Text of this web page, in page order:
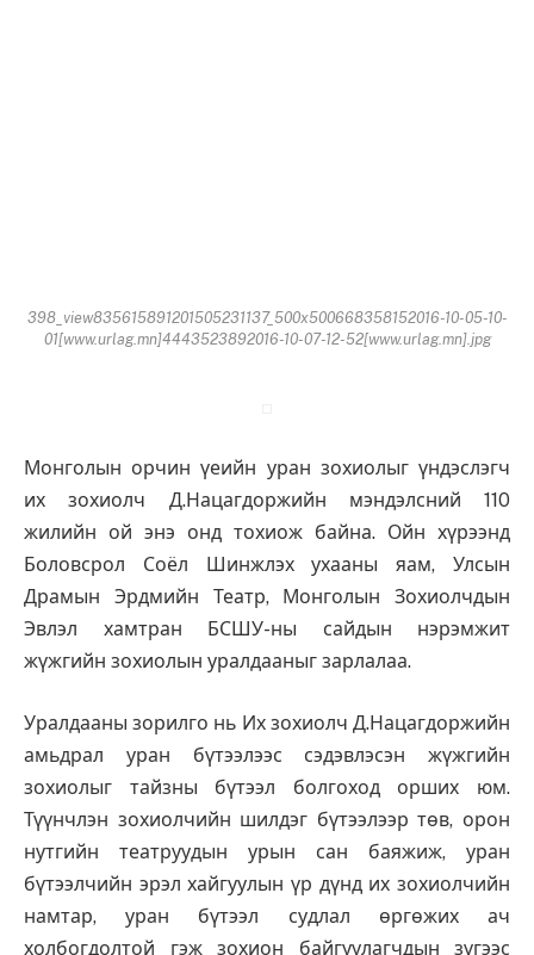
398_view835615891201505231137_500x500668358152016-10-05-10-
01[www.urlag.mn]4443523892016-10-07-12-52[www.urlag.mn].jpg
Монголын орчин үеийн уран зохиолыг үндэслэгч
их зохиолч Д.Нацагдоржийн мэндэлсний 110
жилийн ой энэ онд тохиож байна. Ойн хүрээнд
Боловсрол Соёл Шинжлэх ухааны яам, Улсын
Драмын Эрдмийн Театр, Монголын Зохиолчдын
Эвлэл хамтран БСШУ-ны сайдын нэрэмжит
жүжгийн зохиолын уралдааныг зарлалаа.
Уралдааны зорилго нь Их зохиолч Д.Нацагдоржийн
амьдрал уран бүтээлээс сэдэвлэсэн жүжгийн
зохиолыг тайзны бүтээл болгоход орших юм.
Түүнчлэн зохиолчийн шилдэг бүтээлээр төв, орон
нутгийн театруудын урын сан баяжиж, уран
бүтээлчийн эрэл хайгуулын үр дүнд их зохиолчийн
намтар, уран бүтээл судлал өргөжих ач
холбогдолтой гэж зохион байгуулагчдын зүгээс